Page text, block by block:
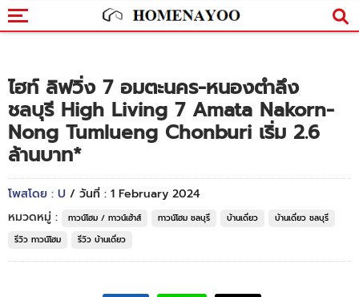
ไฮท์ ลิฟวิ่ง 7 อมตะนคร-หนองตำลึง
ชลบุรี High Living 7 Amata Nakorn-
Nong Tumlueng Chonburi เริ่ม 2.6
ล้านบาท*
โพสโดย : U / วันที่ : 1 February 2024
หมวดหมู่ :
ทาวน์โฮม / ทาวน์เฮ้าส์ ทาวน์โฮม ชลบุรี บ้านเดี่ยว
บ้านเดี่ยว ชลบุรี
รีวิว ทาวน์โฮม
รีวิว บ้านเดี่ยว